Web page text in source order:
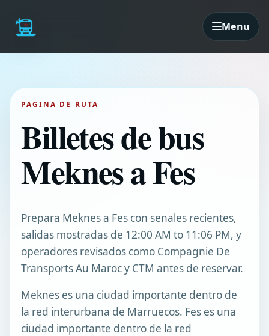
Menu
PAGINA DE RUTA
Billetes de bus
Meknes a Fes
Prepara Meknes a Fes con senales recientes,
salidas mostradas de 12:00 AM to 11:06 PM, y
operadores revisados como Compagnie De
Transports Au Maroc y CTM antes de reservar.
Meknes es una ciudad importante dentro de
la red interurbana de Marruecos. Fes es una
ciudad importante dentro de la red